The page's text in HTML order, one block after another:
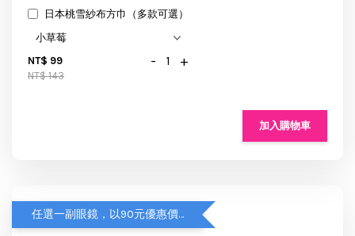
日本桃雪紗布方巾（多款可選）
NT$ 99
NT$ 143
- +
加入購物車
任選一副眼鏡，以90元優惠價加購【眼鏡袋】